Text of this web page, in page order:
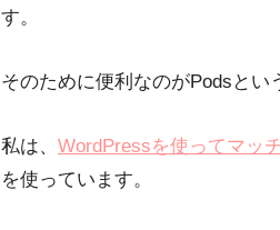
す。
そのために便利なのがPodsとい
私は、 WordPressを使ってマッ
を使っています。